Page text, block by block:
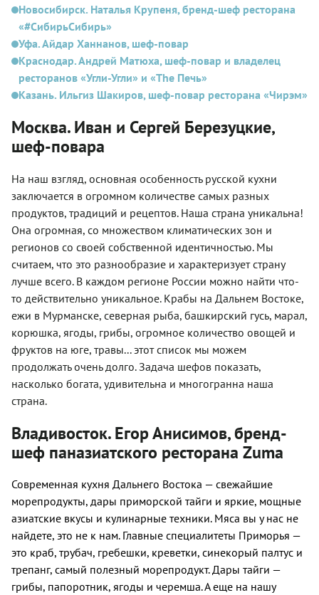
Новосибирск. Наталья Крупеня, бренд-шеф ресторана
«#СибирьСибирь»
Уфа. Айдар Ханнанов, шеф-повар
Краснодар. Андрей Матюха, шеф-повар и владелец
ресторанов «Угли-Угли» и «The Печь»
Казань. Ильгиз Шакиров, шеф-повар ресторана «Чирэм»
Москва. Иван и Сергей Березуцкие,
шеф-повара
На наш взгляд, основная особенность русской кухни
заключается в огромном количестве самых разных
продуктов, традиций и рецептов. Наша страна уникальна!
Она огромная, со множеством климатических зон и
регионов со своей собственной идентичностью. Мы
считаем, что это разнообразие и характеризует страну
лучше всего. В каждом регионе России можно найти что-
то действительно уникальное. Крабы на Дальнем Востоке,
ежи в Мурманске, северная рыба, башкирский гусь, марал,
корюшка, ягоды, грибы, огромное количество овощей и
фруктов на юге, травы... этот список мы можем
продолжать очень долго. Задача шефов показать,
насколько богата, удивительна и многогранна наша
страна.
Владивосток. Егор Анисимов, бренд-
шеф паназиатского ресторана Zuma
Современная кухня Дальнего Востока — свежайшие
морепродукты, дары приморской тайги и яркие, мощные
азиатские вкусы и кулинарные техники. Мяса вы у нас не
найдете, это не к нам. Главные специалитеты Приморья —
это краб, трубач, гребешки, креветки, синекорый палтус и
трепанг, самый полезный морeпродукт. Дары тайги —
грибы, папоротник, ягоды и черемша. А еще на нашу